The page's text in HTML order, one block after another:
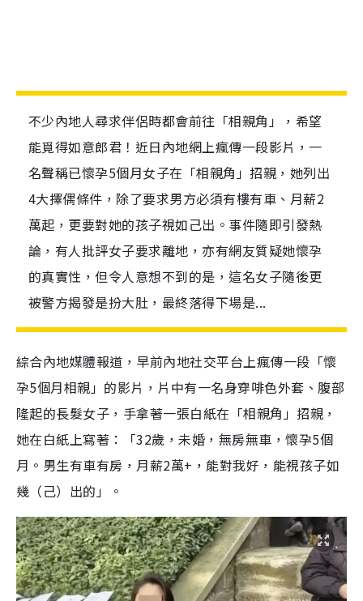
不少內地人尋求伴侶時都會前往「相親角」，希望
能覓得如意郎君！近日內地網上瘋傳一段影片，一
名聲稱已懷孕5個月女子在「相親角」招親，她列出
4大擇偶條件，除了要求男方必須有樓有車、月薪2
萬起，更要對她的孩子視如己出。事件隨即引發熱
論，有人批評女子要求離地，亦有網友質疑她懷孕
的真實性，但令人意想不到的是，這名女子隨後更
被警方揭發是扮大肚，最終落得下場是...
綜合內地媒體報道，早前內地社交平台上瘋傳一段「懷
孕5個月相親」的影片，片中有一名身穿啡色外套、腹部
隆起的長髮女子，手拿著一張白紙在「相親角」招親，
她在白紙上寫著：「32歲，未婚，無房無車，懷孕5個
月。男生有車有房，月薪2萬+，能對我好，能視孩子如
幾（己）出的」。